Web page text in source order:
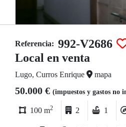
Referencia: 992-V2686
Local en venta
Lugo, Curros Enrique mapa
50.000 € (impuestos y gastos no
100 m2 2 1